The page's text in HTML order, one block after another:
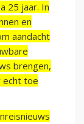
25 jaar. In
en
aandacht
brengen,
echt toe